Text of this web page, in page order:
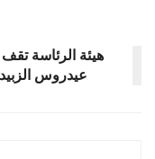
هيئة الرئاسة تقف
عيدروس